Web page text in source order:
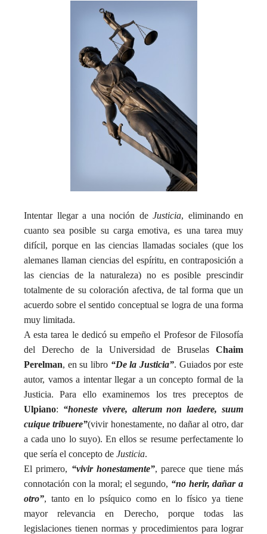
Intentar llegar a una noción de Justicia, eliminando en
cuanto sea posible su carga emotiva, es una tarea muy
difícil, porque en las ciencias llamadas sociales (que los
alemanes llaman ciencias del espíritu, en contraposición a
las ciencias de la naturaleza) no es posible prescindir
totalmente de su coloración afectiva, de tal forma que un
acuerdo sobre el sentido conceptual se logra de una forma
muy limitada.
A esta tarea le dedicó su empeño el Profesor de Filosofía
del Derecho de la Universidad de Bruselas Chaim
Perelman, en su libro “De la Justicia”. Guiados por este
autor, vamos a intentar llegar a un concepto formal de la
Justicia. Para ello examinemos los tres preceptos de
Ulpiano: “honeste vivere, alterum non laedere, suum
cuique tribuere”(vivir honestamente, no dañar al otro, dar
a cada uno lo suyo). En ellos se resume perfectamente lo
que sería el concepto de Justicia.
El primero, “vivir honestamente”, parece que tiene más
connotación con la moral; el segundo, “no herir, dañar a
otro”, tanto en lo psíquico como en lo físico ya tiene
mayor relevancia en Derecho, porque todas las
legislaciones tienen normas y procedimientos para lograr